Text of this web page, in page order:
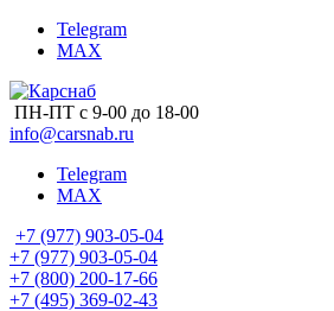
Telegram
MAX
ПН-ПТ с 9-00 до 18-00
info@carsnab.ru
Telegram
MAX
+7 (977) 903-05-04
+7 (977) 903-05-04
+7 (800) 200-17-66
+7 (495) 369-02-43